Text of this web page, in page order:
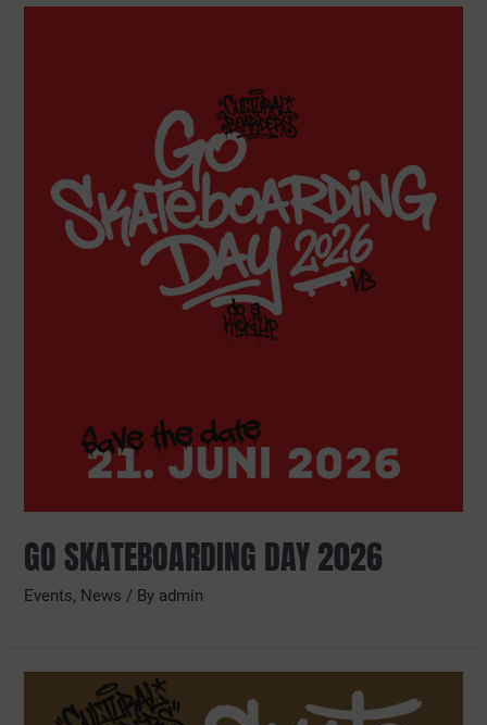
GO SKATEBOARDING DAY 2026
Events, News / By admin